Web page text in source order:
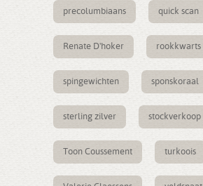
precolumbiaans quick scan
Renate D'hoker rookkwarts
spingewichten sponskoraal
sterling zilver stockverkoop
Toon Coussement turkoois